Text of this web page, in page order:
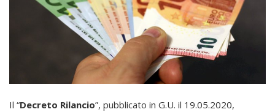
Il “Decreto Rilancio”, pubblicato in G.U. il 19.05.2020,